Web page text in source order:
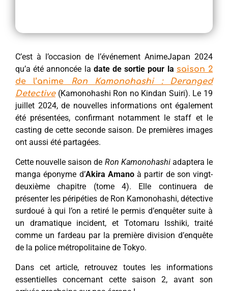
C’est à l’occasion de l’événement AnimeJapan 2024
qu’a été annoncée la date de sortie pour la saison 2
de l’anime Ron Kamonohashi : Deranged
Detective(Kamonohashi Ron no Kindan Suiri). Le 19
juillet 2024, de nouvelles informations ont également
été présentées, confirmant notamment le staff et le
casting de cette seconde saison. De premières images
ont aussi été partagées.
Cette nouvelle saison de Ron Kamonohashiadaptera le
manga éponyme d’Akira Amanoà partir de son vingt-
deuxième chapitre (tome 4). Elle continuera de
présenter les péripéties de Ron Kamonohashi, détective
surdoué à qui l’on a retiré le permis d’enquêter suite à
un dramatique incident, et Totomaru Isshiki, traité
comme un fardeau par la première division d’enquête
de la police métropolitaine de Tokyo.
Dans cet article, retrouvez toutes les informations
essentielles concernant cette saison 2, avant son